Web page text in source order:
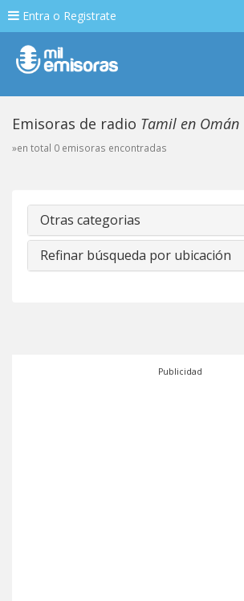
Entra o Registrate
Emisoras de radio Tamil en Omán
»en total 0 emisoras encontradas
Otras categorias
Refinar búsqueda por ubicación
Publicidad